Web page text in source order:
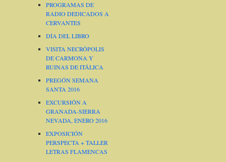
PROGRAMAS DE
RADIO DEDICADOS A
CERVANTES
DÍA DEL LIBRO
VISITA NECRÓPOLIS
DE CARMONA Y
RUINAS DE ITÁLICA
PREGÓN SEMANA
SANTA 2016
EXCURSIÓN A
GRANADA-SIERRA
NEVADA, ENERO 2016
EXPOSICIÓN
PERSPECTA + TALLER
LETRAS FLAMENCAS